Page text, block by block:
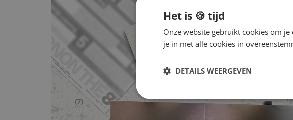
Het is 🍪 tijd
Onze website gebruikt cookies om
je in met alle cookies in
DETAILS WEERGEVEN